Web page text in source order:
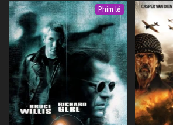
Phim lẻ